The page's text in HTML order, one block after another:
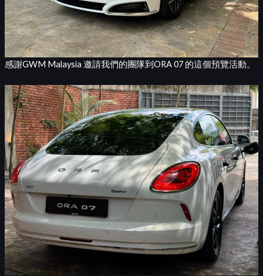
感謝GWM Malaysia 邀請我們的團隊到ORA 07 的這個預覽活動。